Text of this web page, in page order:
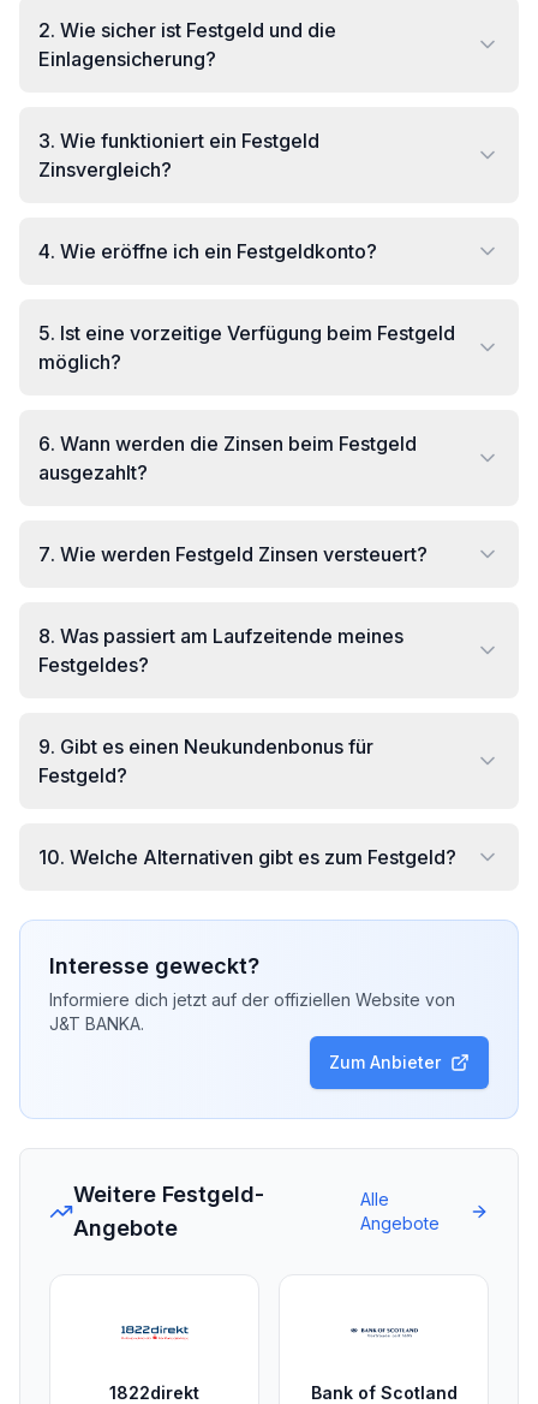
2. Wie sicher ist Festgeld und die
Einlagensicherung?
3. Wie funktioniert ein Festgeld
Zinsvergleich?
4. Wie eröffne ich ein Festgeldkonto?
5. Ist eine vorzeitige Verfügung beim Festgeld
möglich?
6. Wann werden die Zinsen beim Festgeld
ausgezahlt?
7. Wie werden Festgeld Zinsen versteuert?
8. Was passiert am Laufzeitende meines
Festgeldes?
9. Gibt es einen Neukundenbonus für
Festgeld?
10. Welche Alternativen gibt es zum Festgeld?
Interesse geweckt?
Informiere dich jetzt auf der offiziellen Website von
J&T BANKA.
Zum Anbieter
Weitere Festgeld-
Angebote
Alle
Angebote
1822direkt
Bank of Scotland